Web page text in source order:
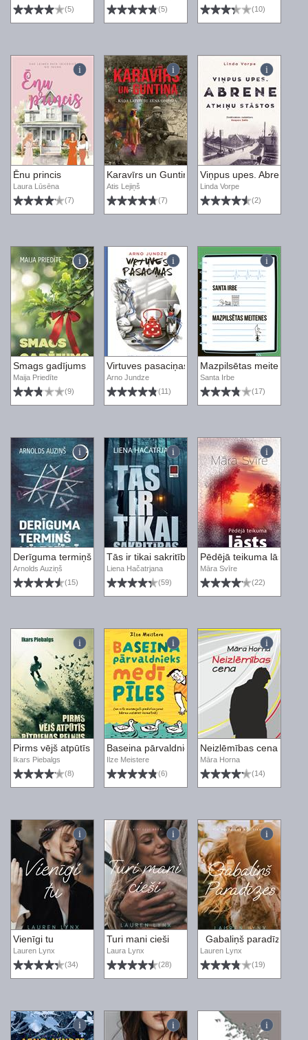
(5)
(5)
(10)
Ēnu princis
Laura Lūsēna
(7)
Karavīrs un Guntiņa
Atis Lejiņš
(7)
Viņpus upes. Abrene
Linda Vorpe
(2)
Smags gadījums
Maija Priedīte
(9)
Virtuves pasaciņas
Arno Jundze
(11)
Mazpilsētas meitenes
Santa Irbe
(17)
Derīguma termiņš mīlestībā. Vakara romāns
Arnolds Auziņš
(15)
Tās ir tikai sakritības
Liena Hačatrjana
(59)
Pēdējā teikuma lāsts
Māra Svīre
(22)
Pirms vējš atpūtīs rītdienas pelnus
Ikars Piebalgs
(8)
Baseina pārvaldnieks medī pīles (un citi
Ilze Meistere
(6)
Neizlēmības cena
Māra Horna
(14)
Vienīgi tu
Lauren Lynx
(34)
Turi mani cieši
Laura Lynx
(28)
Gabaliņš paradīzes
Lauren Lynx
(19)